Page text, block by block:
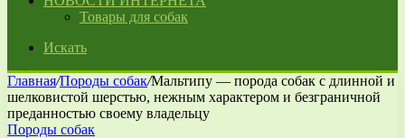
Товары для собак
Искать
Главная/Породы собак/Мальтипу — порода собак с длинной и
шелковистой шерстью, нежным характером и безграничной
преданностью своему владельцу
Породы собак